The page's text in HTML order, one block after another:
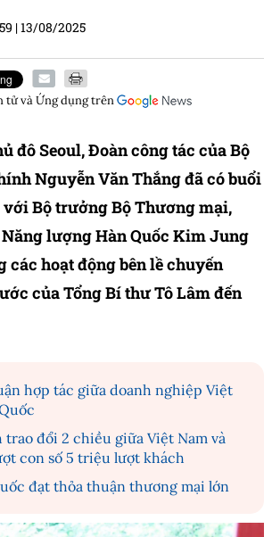
|13/08/2025
tử và Ứng dụngtrên
đô Seoul, Đoàn công tác của Bộ
Nguyễn Văn Thắng đã có buổi
Bộ trưởng Bộ Thương mại,
lượng Hàn Quốc Kim Jung
các hoạt động bên lề chuyến
của Tổng Bí thư Tô Lâm đến
hợp tác giữa doanh nghiệp Việt
trao đổi 2 chiều giữa Việt Nam và
con số 5 triệu lượt khách
đạt thỏa thuận thương mại lớn